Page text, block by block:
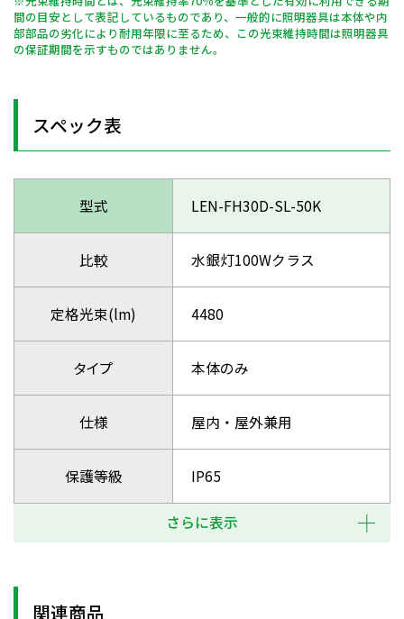
間の目安として表記しているものであり、一般的に照明器具は本体や内
部部品の劣化により耐用年限に至るため、この光束維持時間は照明器具
の保証期間を示すものではありません。
スペック表
型式 LEN-FH30D-SL-50K
比較 水銀灯100Wクラス
定格光束(lm) 4480
タイプ 本体のみ
仕様 屋内・屋外兼用
保護等級 IP65
さらに表示
関連商品